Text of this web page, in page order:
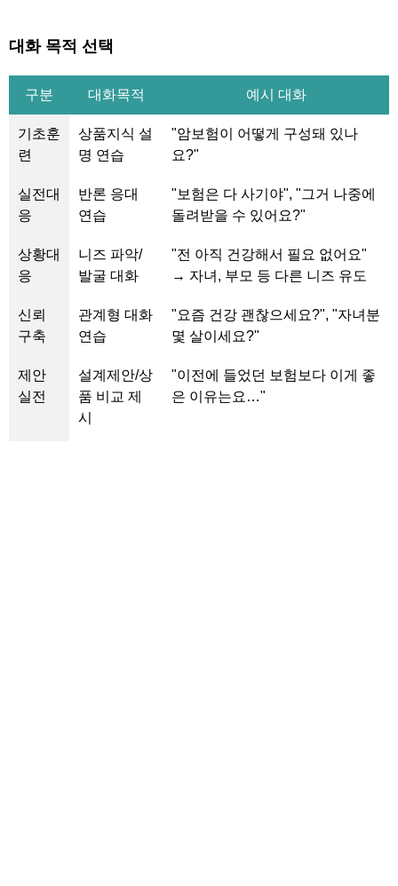
대화 목적 선택
구분 대화목적 예시 대화
기초훈
련
상품지식 설
명 연습
"암보험이 어떻게 구성돼 있나
요?"
실전대
응
반론 응대
연습
"보험은 다 사기야", "그거 나중에
돌려받을 수 있어요?"
상황대
응
니즈 파악/
발굴 대화
"전 아직 건강해서 필요 없어요"
→ 자녀, 부모 등 다른 니즈 유도
신뢰
구축
관계형 대화
연습
"요즘 건강 괜찮으세요?", "자녀분
몇 살이세요?"
제안
실전
설계제안/상
품 비교 제
시
"이전에 들었던 보험보다 이게 좋
은 이유는요…"